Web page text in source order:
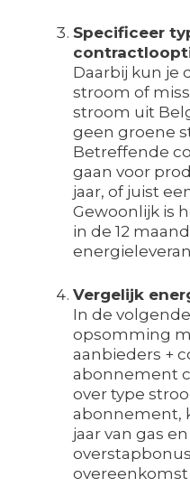
Specificeer
Daarbij kun je
stroom of
stroom uit
geen groene
Betreffende
gaan voor
jaar, of juist
Gewoonlijk is
in de 12
Vergelijk
In de
opsomming
aanbieders +
abonnement
over type
abonnement,
jaar van gas